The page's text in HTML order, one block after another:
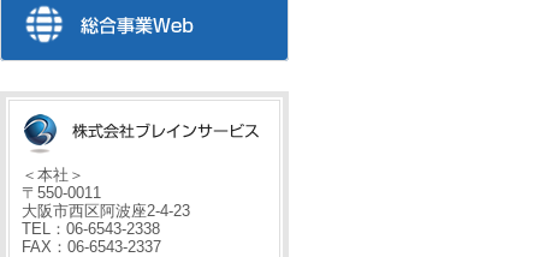
＜本社＞
〒550-0011
大阪市西区阿波座2-4-23
TEL：06-6543-2338
FAX：06-6543-2337